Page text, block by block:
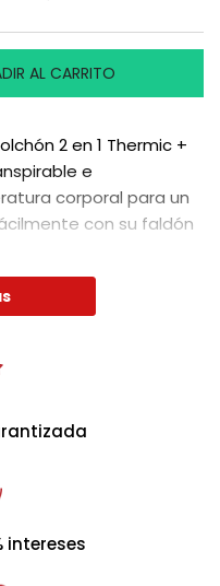
AL CARRITO
2 en 1 Thermic +
e
corporal para un
con su faldón
intereses